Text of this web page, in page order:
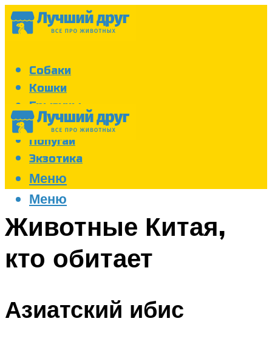
Собаки
Кошки
Грызуны
Аквариум
Попугаи
Экзотика
Меню
Меню
Животные Китая,
кто обитает
Азиатский ибис